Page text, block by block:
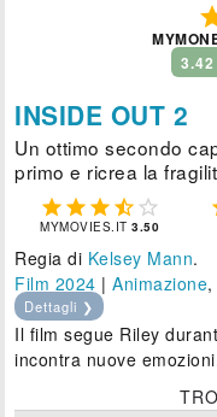
3.42
INSIDE OUT 2
Un ottimo secondo
primo e ricrea la
    
MYMOVIES.IT3.50
Regia di Kelsey Mann.
Film 2024 |Animazione
Dettagli ❯
Il film segue Riley
incontra nuove